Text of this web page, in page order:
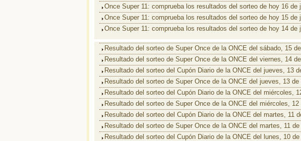
Once Super 11: comprueba los resultados del sorteo de hoy 16 de
Once Super 11: comprueba los resultados del sorteo de hoy 15 de
Once Super 11: comprueba los resultados del sorteo de hoy 14 de
Resultado del sorteo de Super Once de la ONCE del sábado, 15
Resultado del sorteo de Super Once de la ONCE del viernes, 14
Resultado del sorteo del Cupón Diario de la ONCE del jueves, 13
Resultado del sorteo de Super Once de la ONCE del jueves, 13
Resultado del sorteo del Cupón Diario de la ONCE del miércoles,
Resultado del sorteo de Super Once de la ONCE del miércoles,
Resultado del sorteo del Cupón Diario de la ONCE del martes, 11
Resultado del sorteo de Super Once de la ONCE del martes, 11
Resultado del sorteo del Cupón Diario de la ONCE del lunes, 10